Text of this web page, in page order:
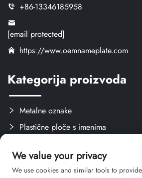
+86-13346185958
[email protected]
https://www.oemnameplate.com
Kategorija proizvoda
Metalne oznake
Plastične ploče s imenima
Stvari za obuku
We value your privacy
We use cookies and similar tools to